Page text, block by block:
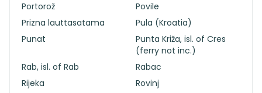
Portorož
Povile
Prizna lauttasatama
Pula (Kroatia)
Punat
Punta Križa, isl. of Cres
(ferry not inc.)
Rab, isl. of Rab
Rabac
Rijeka
Rovinj